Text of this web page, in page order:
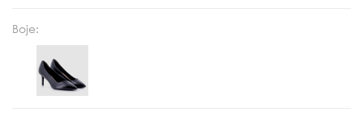
Boje: